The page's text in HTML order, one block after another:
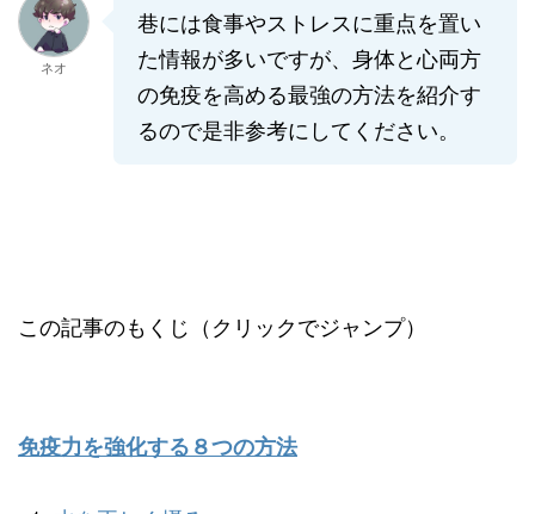
ネオ
巷には食事やストレスに重点を置い
た情報が多いですが、身体と心両方
の免疫を高める最強の方法を紹介す
るので是非参考にしてください。
この記事のもくじ（クリックでジャンプ）
免疫力を強化する８つの方法